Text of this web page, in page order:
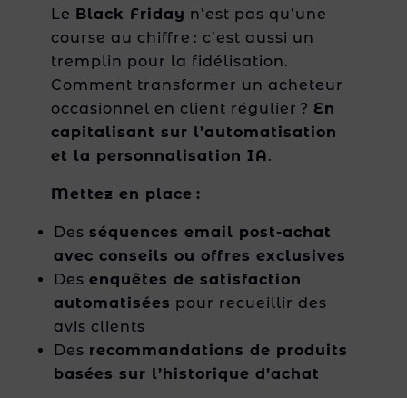
Le Black Friday n’est pas qu’une
course au chiffre : c’est aussi un
tremplin pour la fidélisation.
Comment transformer un acheteur
occasionnel en client régulier ? En
capitalisant sur l’automatisation
et la personnalisation IA.
Mettez en place :
Des séquences email post-achat
avec conseils ou offres exclusives
Des enquêtes de satisfaction
automatisées pour recueillir des
avis clients
Des recommandations de produits
basées sur l’historique d’achat